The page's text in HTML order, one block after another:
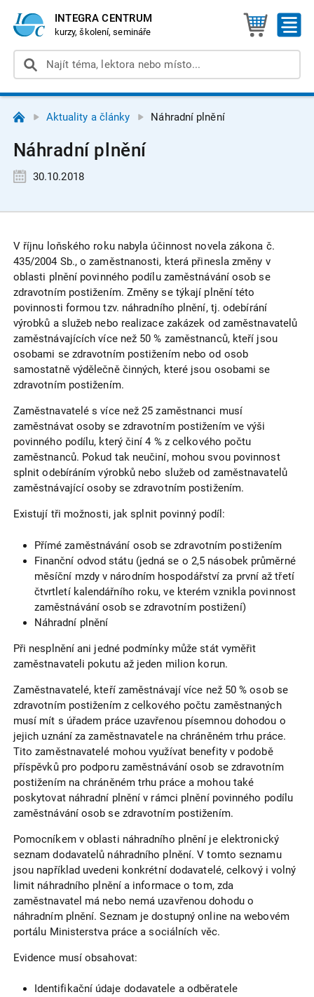
INTEGRA CENTRUM
kurzy, školení, semináře
Aktuality a články Náhradní plnění
Náhradní plnění
30.10.2018
V říjnu loňského roku nabyla účinnost novela zákona č.
435/2004 Sb., o zaměstnanosti, která přinesla změny v
oblasti plnění povinného podílu zaměstnávání osob se
zdravotním postižením. Změny se týkají plnění této
povinnosti formou tzv. náhradního plnění, tj. odebírání
výrobků a služeb nebo realizace zakázek od zaměstnavatelů
zaměstnávajících více než 50 % zaměstnanců, kteří jsou
osobami se zdravotním postižením nebo od osob
samostatně výdělečně činných, které jsou osobami se
zdravotním postižením.
Zaměstnavatelé s více než 25 zaměstnanci musí
zaměstnávat osoby se zdravotním postižením ve výši
povinného podílu, který činí 4 % z celkového počtu
zaměstnanců. Pokud tak neučiní, mohou svou povinnost
splnit odebíráním výrobků nebo služeb od zaměstnavatelů
zaměstnávající osoby se zdravotním postižením.
Existují tři možnosti, jak splnit povinný podíl:
Přímé zaměstnávání osob se zdravotním postižením
Finanční odvod státu (jedná se o 2,5 násobek průměrné
měsíční mzdy v národním hospodářství za první až třetí
čtvrtletí kalendářního roku, ve kterém vznikla povinnost
zaměstnávání osob se zdravotním postižení)
Náhradní plnění
Při nesplnění ani jedné podmínky může stát vyměřit
zaměstnavateli pokutu až jeden milion korun.
Zaměstnavatelé, kteří zaměstnávají více než 50 % osob se
zdravotním postižením z celkového počtu zaměstnaných
musí mít s úřadem práce uzavřenou písemnou dohodou o
jejich uznání za zaměstnavatele na chráněném trhu práce.
Tito zaměstnavatelé mohou využívat benefity v podobě
příspěvků pro podporu zaměstnávání osob se zdravotním
postižením na chráněném trhu práce a mohou také
poskytovat náhradní plnění v rámci plnění povinného podílu
zaměstnávání osob se zdravotním postižením.
Pomocníkem v oblasti náhradního plnění je elektronický
seznam dodavatelů náhradního plnění. V tomto seznamu
jsou například uvedeni konkrétní dodavatelé, celkový i volný
limit náhradního plnění a informace o tom, zda
zaměstnavatel má nebo nemá uzavřenou dohodu o
náhradním plnění. Seznam je dostupný online na webovém
portálu Ministerstva práce a sociálních věc.
Evidence musí obsahovat:
Identifikační údaje dodavatele a odběratele